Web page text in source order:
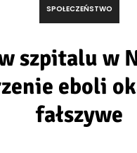
SPOŁECZEŃSTWO
szpitalu w
eboli
fałszywe